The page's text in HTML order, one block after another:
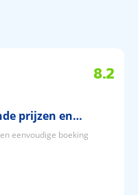
8.2
prijzen en…
eenvoudige boeking